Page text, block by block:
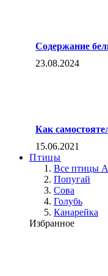
Содержание
23.08.2024
Как
15.06.2021
Птицы
Все птицы
Попугай
Сова
Голубь
Канарейка
Избранное